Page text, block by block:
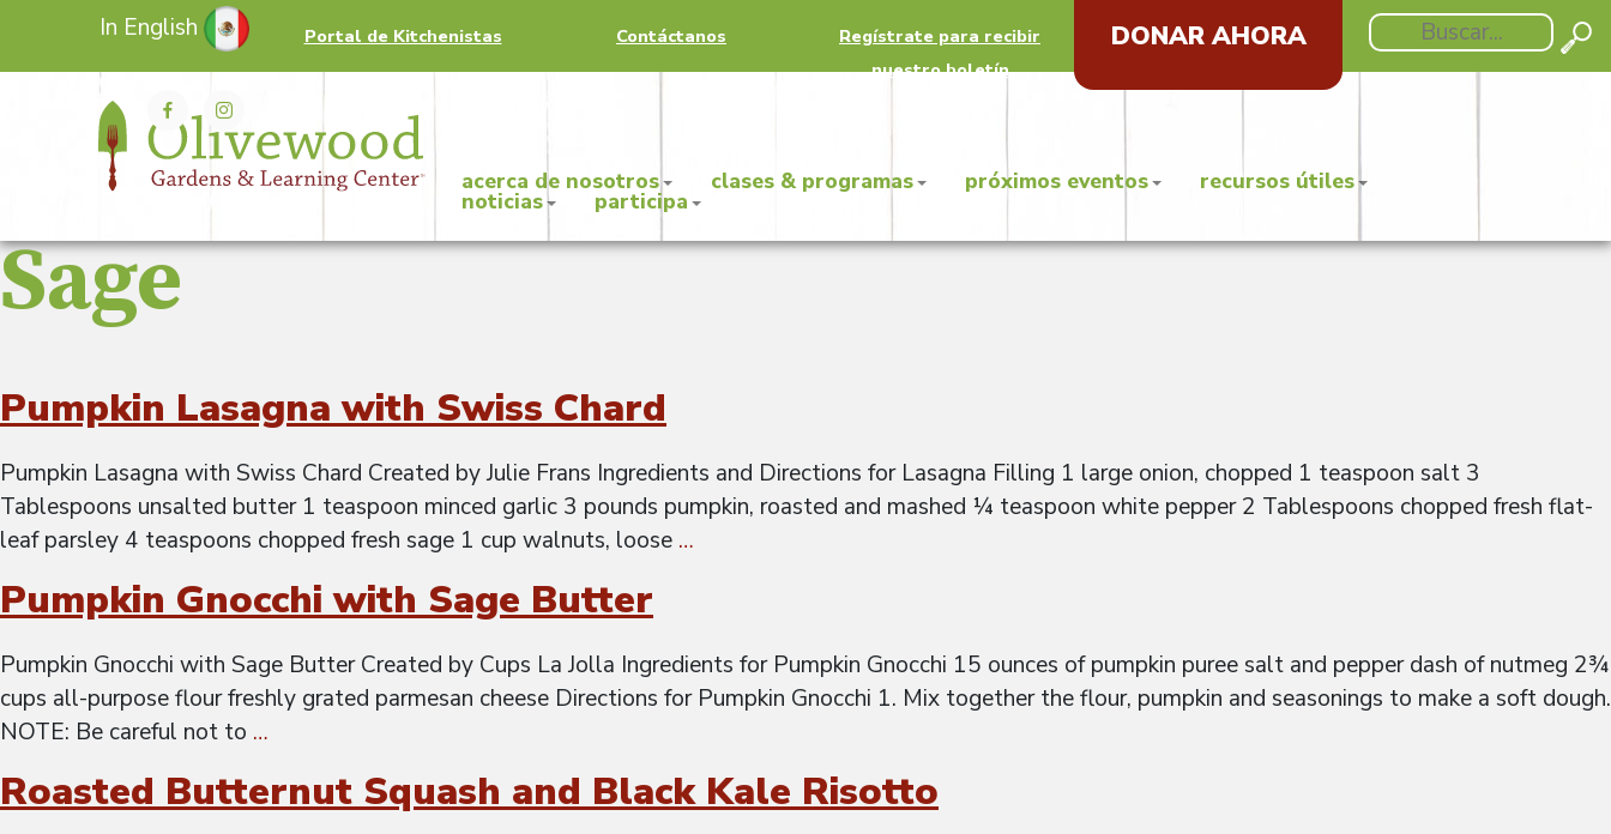
In English Portal de Kitchenistas Contáctanos
Regístrate para recibir
nuestro boletín
DONAR AHORA
acerca de nosotros clases & programas próximos eventos recursos útiles
noticias participa
Sage
Pumpkin Lasagna with Swiss Chard
Pumpkin Lasagna with Swiss Chard Created by Julie Frans Ingredients and Directions for Lasagna Filling 1 large onion, chopped 1 teaspoon salt 3
Tablespoons unsalted butter 1 teaspoon minced garlic 3 pounds pumpkin, roasted and mashed ¼ teaspoon white pepper 2 Tablespoons chopped fresh flat-
leaf parsley 4 teaspoons chopped fresh sage 1 cup walnuts, loose …
Pumpkin Gnocchi with Sage Butter
Pumpkin Gnocchi with Sage Butter Created by Cups La Jolla Ingredients for Pumpkin Gnocchi 15 ounces of pumpkin puree salt and pepper dash of nutmeg 2¾
cups all-purpose flour freshly grated parmesan cheese Directions for Pumpkin Gnocchi 1. Mix together the flour, pumpkin and seasonings to make a soft dough.
NOTE: Be careful not to …
Roasted Butternut Squash and Black Kale Risotto